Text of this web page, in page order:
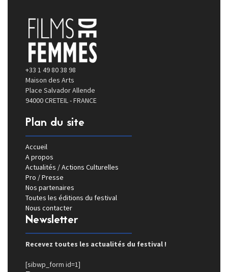
+33 1 49 80 38 98
Maison des Arts
Place Salvador Allende
94000 CRETEIL - FRANCE
Plan du site
Accueil
A propos
Actualités / Actions Culturelles
Pro / Presse
Nos partenaires
Toutes les éditions du festival
Nous contacter
Newsletter
Recevez toutes les actualités du festival !
[sibwp_form id=1]